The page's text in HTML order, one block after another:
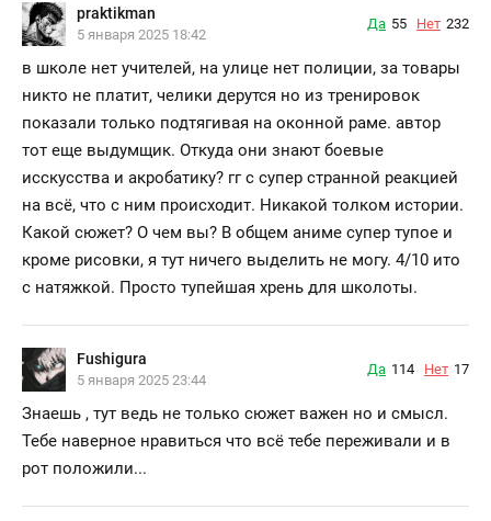
praktikman
5 января 2025 18:42
Да 55 Нет 232
в школе нет учителей, на улице нет полиции, за товары
никто не платит, челики дерутся но из тренировок
показали только подтягивая на оконной раме. автор
тот еще выдумщик. Откуда они знают боевые
исскусства и акробатику? гг с супер странной реакцией
на всё, что с ним происходит. Никакой толком истории.
Какой сюжет? О чем вы? В общем аниме супер тупое и
кроме рисовки, я тут ничего выделить не могу. 4/10 ито
с натяжкой. Просто тупейшая хрень для школоты.
Fushigura
5 января 2025 23:44
Да 114 Нет 17
Знаешь , тут ведь не только сюжет важен но и смысл.
Тебе наверное нравиться что всё тебе переживали и в
рот положили...